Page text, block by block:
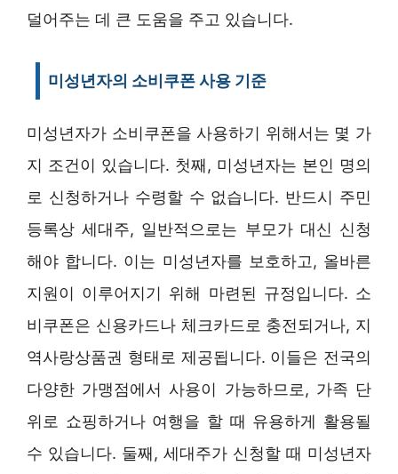
덜어주는 데 큰 도움을 주고 있습니다.
미성년자의 소비쿠폰 사용 기준
미성년자가 소비쿠폰을 사용하기 위해서는 몇 가
지 조건이 있습니다. 첫째, 미성년자는 본인 명의
로 신청하거나 수령할 수 없습니다. 반드시 주민
등록상 세대주, 일반적으로는 부모가 대신 신청
해야 합니다. 이는 미성년자를 보호하고, 올바른
지원이 이루어지기 위해 마련된 규정입니다. 소
비쿠폰은 신용카드나 체크카드로 충전되거나, 지
역사랑상품권 형태로 제공됩니다. 이들은 전국의
다양한 가맹점에서 사용이 가능하므로, 가족 단
위로 쇼핑하거나 여행을 할 때 유용하게 활용될
수 있습니다. 둘째, 세대주가 신청할 때 미성년자